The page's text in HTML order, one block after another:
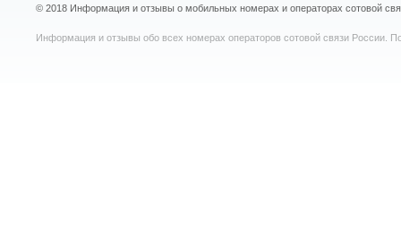
© 2018 Информация и отзывы о мобильных номерах и операторах сотовой
Информация и отзывы обо всех номерах операторов сотовой связи России.